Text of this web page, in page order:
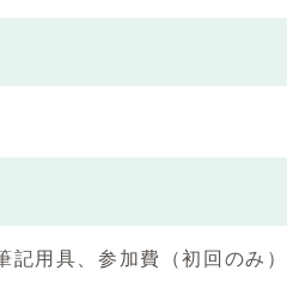
記用具、参加費（初回のみ